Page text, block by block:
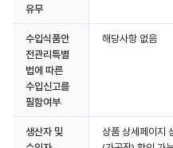
유무
수입식품안
전관리특별
법에 따른
수입신고를
필함여부
해당사항 없음
생산자 및
상품 상세페이지